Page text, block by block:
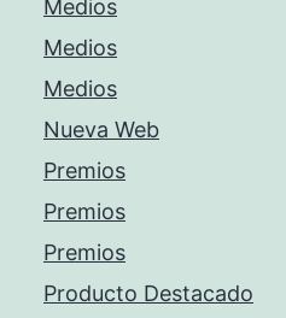
Medios
Medios
Medios
Nueva Web
Premios
Premios
Premios
Producto Destacado